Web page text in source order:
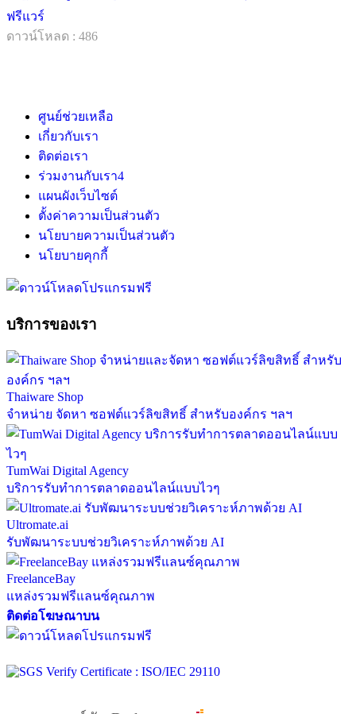
ฟรีแวร์
ดาวน์โหลด : 486
ศูนย์ช่วยเหลือ
เกี่ยวกับเรา
ติดต่อเรา
ร่วมงานกับเรา4
แผนผังเว็บไซต์
ตั้งค่าความเป็นส่วนตัว
นโยบายความเป็นส่วนตัว
นโยบายคุกกี้
บริการของเรา
Thaiware Shop
จำหน่าย จัดหา ซอฟต์แวร์ลิขสิทธิ์ สำหรับองค์กร ฯลฯ
TumWai Digital Agency
บริการรับทำการตลาดออนไลน์แบบไวๆ
Ultromate.ai
รับพัฒนาระบบช่วยวิเคราะห์ภาพด้วย AI
FreelanceBay
แหล่งรวมฟรีแลนซ์คุณภาพ
ติดต่อโฆษณาบน